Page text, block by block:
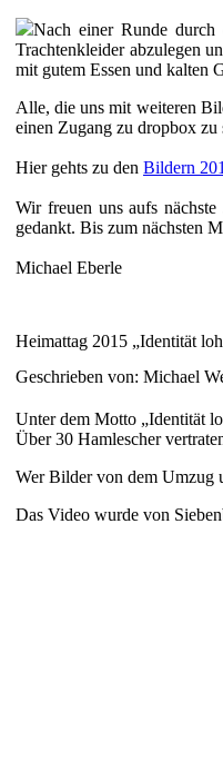
Nach einer Runde
Trachtenkleider abzulegen
mit gutem Essen und kalten
Alle, die uns mit weiteren
einen Zugang zu dropbox
Hier gehts zu den Bildern
Wir freuen uns aufs
gedankt. Bis zum nächsten
Michael Eberle
Heimattag 2015 „Identität
Geschrieben von: Michael
Unter dem Motto „Identität
Über 30 Hamlescher
Wer Bilder von dem Umzug
Das Video wurde von